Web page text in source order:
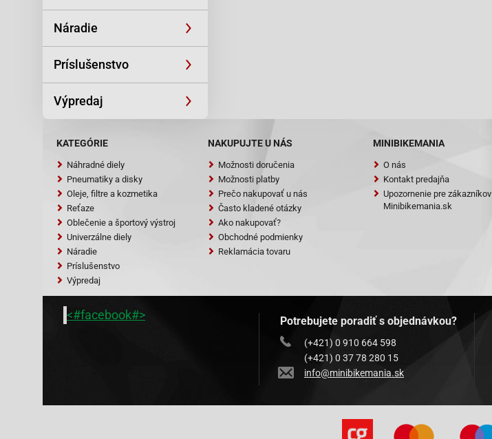
Náradie
Príslušenstvo
Výpredaj
KATEGÓRIE
Náhradné diely
Pneumatiky a disky
Oleje, filtre a kozmetika
Reťaze
Oblečenie a športový výstroj
Univerzálne diely
Náradie
Príslušenstvo
Výpredaj
NAKUPUJTE U NÁS
Možnosti doručenia
Možnosti platby
Prečo nakupovať u nás
Často kladené otázky
Ako nakupovať?
Obchodné podmienky
Reklamácia tovaru
MINIBIKEMANIA
O nás
Kontakt predajňa
Upozornenie pre zákazníkov
Minibikemania.sk
<#facebook#> Potrebujete poradiť s objednávkou?
(+421) 0 910 664 598
(+421) 0 37 78 280 15
info@minibikemania.sk